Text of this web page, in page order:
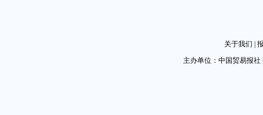
关于我们
主办单位：中国贸易报